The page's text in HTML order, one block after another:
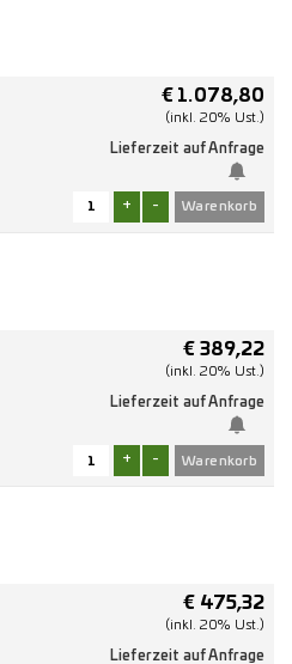
€ 1.078,80
(inkl. 20% Ust.)
Lieferzeit auf Anfrage
+ -
€ 389,22
(inkl. 20% Ust.)
Lieferzeit auf Anfrage
+ -
€ 475,32
(inkl. 20% Ust.)
Lieferzeit auf Anfrage